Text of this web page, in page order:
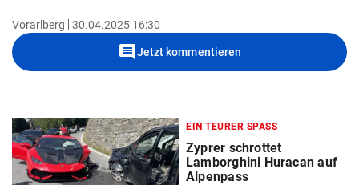
Vorarlberg 30.04.2025 16:30
commentJetzt kommentieren
EIN TEURER SPASS
Zyprer schrottet
Lamborghini Huracan auf
Alpenpass